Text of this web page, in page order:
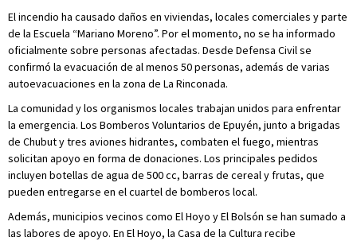
El incendio ha causado daños en viviendas, locales comerciales y parte
de la Escuela “Mariano Moreno”. Por el momento, no se ha informado
oficialmente sobre personas afectadas. Desde Defensa Civil se
confirmó la evacuación de al menos 50 personas, además de varias
autoevacuaciones en la zona de La Rinconada.
La comunidad y los organismos locales trabajan unidos para enfrentar
la emergencia. Los Bomberos Voluntarios de Epuyén, junto a brigadas
de Chubut y tres aviones hidrantes, combaten el fuego, mientras
solicitan apoyo en forma de donaciones. Los principales pedidos
incluyen botellas de agua de 500 cc, barras de cereal y frutas, que
pueden entregarse en el cuartel de bomberos local.
Además, municipios vecinos como El Hoyo y El Bolsón se han sumado a
las labores de apoyo. En El Hoyo, la Casa de la Cultura recibe